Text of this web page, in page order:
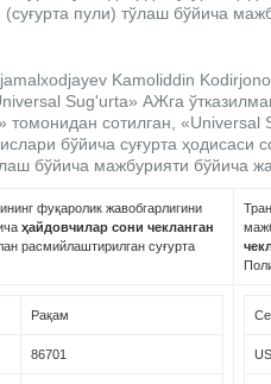
(суғурта пули) тўлаш бўйича
Kamoliddin
Sug'urta» АЖга
томонидан сотилган, «Universal
бўйича суғурта
бўйича мажбурияти бўйича
фуқаролик жавобгарлигини
ҳайдовчилар сони чекланган
расмийлаштирилган суғурта
Рақам
86701